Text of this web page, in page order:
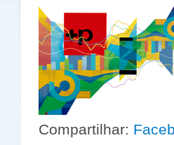
Compartilhar: